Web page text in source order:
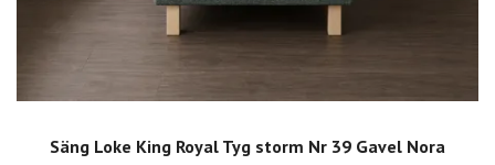
Säng Loke King Royal Tyg storm Nr 39 Gavel Nora